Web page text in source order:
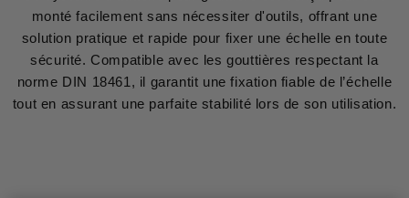
monté facilement sans nécessiter d'outils, offrant une
solution pratique et rapide pour fixer une échelle en toute
sécurité. Compatible avec les gouttières respectant la
norme DIN 18461, il garantit une fixation fiable de l’échelle
tout en assurant une parfaite stabilité lors de son utilisation.